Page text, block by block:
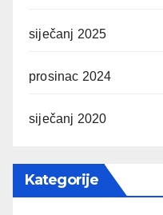
siječanj 2025
prosinac 2024
siječanj 2020
Kategorije